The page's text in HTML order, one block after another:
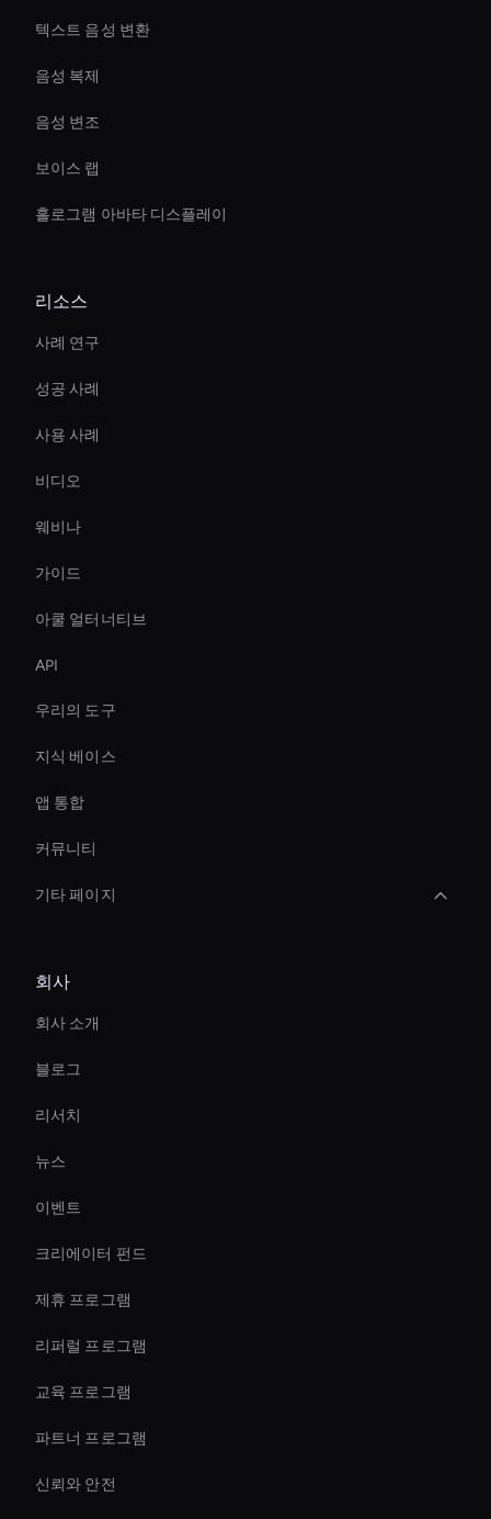
텍스트 음성 변환
음성 복제
음성 변조
보이스 랩
홀로그램 아바타 디스플레이
리소스
사례 연구
성공 사례
사용 사례
비디오
웨비나
가이드
아쿨 얼터너티브
API
우리의 도구
지식 베이스
앱 통합
커뮤니티
기타 페이지
Virtual Events Ai Avatar
Virtual Reality Avatar
Live Video Avatar
Ai Avatar For Advertising
AI 페이스 스왑 툴
Ai Avatar For Video Calls
Holographic Virtual Assistant
회사
회사 소개
블로그
리서치
뉴스
이벤트
크리에이터 펀드
제휴 프로그램
리퍼럴 프로그램
교육 프로그램
파트너 프로그램
신뢰와 안전